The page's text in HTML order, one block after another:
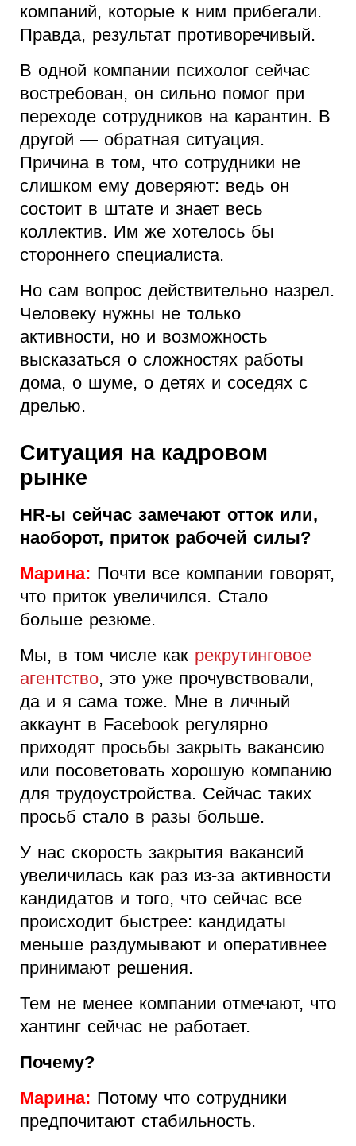
компаний, которые к ним прибегали.
Правда, результат противоречивый.
В одной компании психолог сейчас
востребован, он сильно помог при
переходе сотрудников на карантин. В
другой — обратная ситуация.
Причина в том, что сотрудники не
слишком ему доверяют: ведь он
состоит в штате и знает весь
коллектив. Им же хотелось бы
стороннего специалиста.
Но сам вопрос действительно назрел.
Человеку нужны не только
активности, но и возможность
высказаться о сложностях работы
дома, о шуме, о детях и соседях с
дрелью.
Ситуация на кадровом
рынке
HR-ы сейчас замечают отток или,
наоборот, приток рабочей силы?
Марина: Почти все компании говорят,
что приток увеличился. Стало
больше резюме.
Мы, в том числе как рекрутинговое
агентство, это уже прочувствовали,
да и я сама тоже. Мне в личный
аккаунт в Facebook регулярно
приходят просьбы закрыть вакансию
или посоветовать хорошую компанию
для трудоустройства. Сейчас таких
просьб стало в разы больше.
У нас скорость закрытия вакансий
увеличилась как раз из-за активности
кандидатов и того, что сейчас все
происходит быстрее: кандидаты
меньше раздумывают и оперативнее
принимают решения.
Тем не менее компании отмечают, что
хантинг сейчас не работает.
Почему?
Марина: Потому что сотрудники
предпочитают стабильность.